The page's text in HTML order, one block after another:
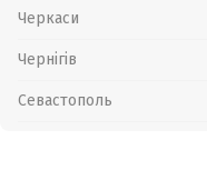
Черкаси
Чернігів
Севастополь